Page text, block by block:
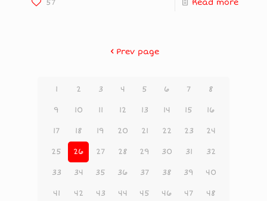
57 Read more
Prev page
1 2 3 4 5 6 7 8
9 10 11 12 13 14 15 16
17 18 19 20 21 22 23 24
25 26 27 28 29 30 31 32
33 34 35 36 37 38 39 40
41 42 43 44 45 46 47 48